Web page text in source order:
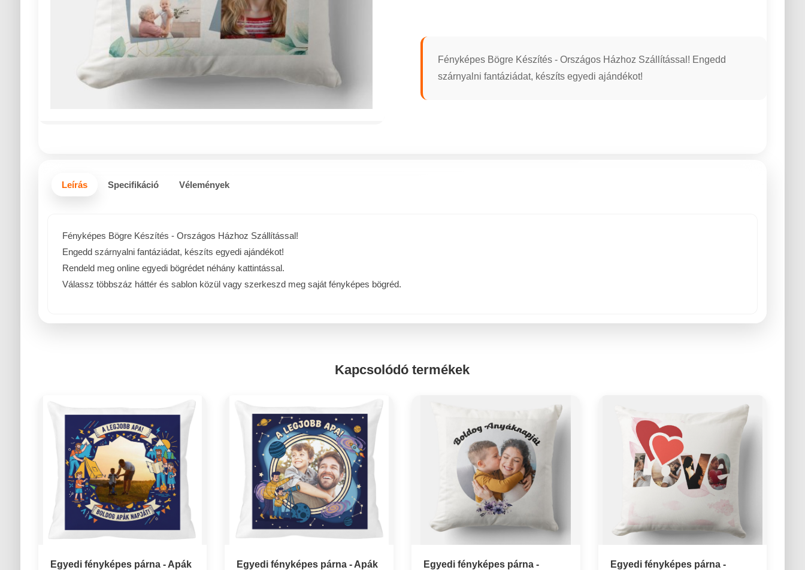
Fényképes Bögre Készítés - Országos Házhoz Szállítással! Engedd
szárnyalni fantáziádat, készíts egyedi ajándékot!
Leírás Specifikáció Vélemények
Fényképes Bögre Készítés - Országos Házhoz Szállítással!
Engedd szárnyalni fantáziádat, készíts egyedi ajándékot!
Rendeld meg online egyedi bögrédet néhány kattintással.
Válassz többszáz háttér és sablon közül vagy szerkeszd meg saját fényképes bögréd.
Kapcsolódó termékek
Egyedi fényképes párna - Apák
Egyedi fényképes párna - Apák
Egyedi fényképes párna -
Egyedi fényképes párna -